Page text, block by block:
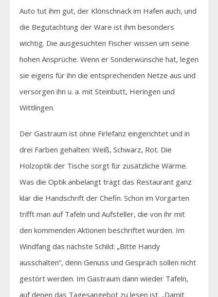
Auto tut ihm gut, der Klönschnack im Hafen auch, und
die Begutachtung der Ware ist ihm besonders
wichtig. Die ausgesuchten Fischer wissen um seine
hohen Ansprüche. Wenn er Sonderwünsche hat, legen
sie eigens für ihn die entsprechenden Netze aus und
versorgen ihn u. a. mit Steinbutt, Heringen und
Wittlingen.
Der Gastraum ist ohne Firlefanz eingerichtet und in
drei Farben gehalten: Weiß, Schwarz, Rot. Die
Holzoptik der Tische sorgt für zusätzliche Wärme.
Was die Optik anbelangt trägt das Restaurant ganz
klar die Handschrift der Chefin. Schon im Vorgarten
trifft man auf Tafeln und Aufsteller, die von ihr mit
den kommenden Aktionen beschriftet wurden. Im
Windfang das nächste Schild: „Bitte Handy
ausschalten“, denn Genuss und Gespräch sollen nicht
gestört werden. Im Gastraum dann wieder Tafeln,
auf denen das Tagesangebot zu lesen ist. „Damit